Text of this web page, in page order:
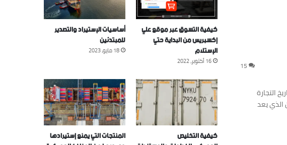
15
التجارة
الذي يعد
كيفية التسوق عبر موقع علي
إكسبريس من البداية حتي
الإستلام
16 أكتوبر، 2022
أساسيات الإستيراد والتصدير
للمبتدئين
18 مايو، 2023
كيفية التخليص المنتجات التي يمنع إستيرادها